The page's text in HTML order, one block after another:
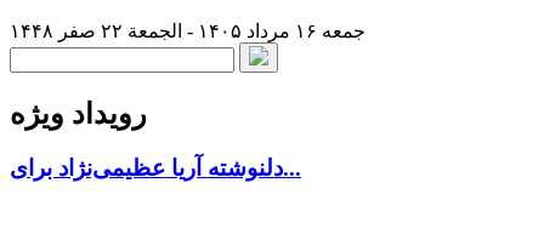
جمعه ۱۶ مرداد ۱۴۰۵ - الجمعة ۲۲ صفر ۱۴۴۸
رویداد ویژه
دلنوشته آریا عظیمی‌نژاد برای...